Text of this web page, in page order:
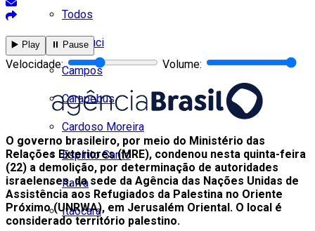
Todos
Cambuci
Campos
Carapebus
Cardoso Moreira
Espírito Santo
Italva
Itaocara
▶️ Play ⏸️ Pause
Velocidade: Volume:
O governo brasileiro, por meio do Ministério das
Relações Exteriores (MRE), condenou nesta quinta-feira
(22) a demolição, por determinação de autoridades
israelenses, da sede da Agência das Nações Unidas de
Assistência aos Refugiados da Palestina no Oriente
Próximo (UNRWA), em Jerusalém Oriental. O local é
considerado território palestino.